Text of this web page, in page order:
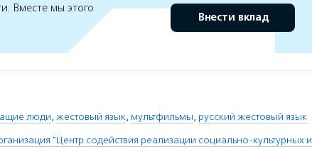
Вместе мы этого
Внести вклад
люди, жестовый язык, мультфильмы, русский жестовый язык
"Центр содействия реализации социально-культурных и